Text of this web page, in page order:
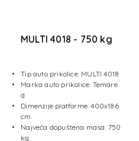
MULTI 4018 - 750 kg
Tip auto prikolice: MULTI 4018
Marka auto prikolice: Temare
d
Dimenzije platforme: 400x186
cm
Najveća dopuštena masa: 750
kg